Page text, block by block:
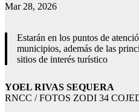
Mar 28, 2026
Estarán en los puntos de
municipios, además de las
sitios de interés turístico
YOEL RIVAS SEQUERA
RNCC / FOTOS ZODI 34